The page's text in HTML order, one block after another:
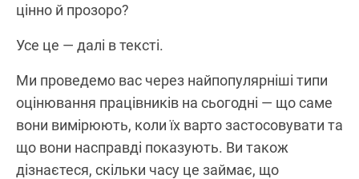
цінно й прозоро?
Усе це — далі в тексті.
Ми проведемо вас через найпопулярніші типи
оцінювання працівників на сьогодні — що саме
вони вимірюють, коли їх варто застосовувати та
що вони насправді показують. Ви також
дізнаєтеся, скільки часу це займає, що